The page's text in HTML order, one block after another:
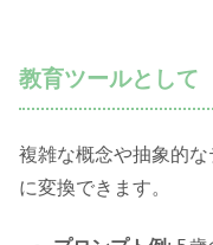
教育ツールとして
複雑な概念や抽象的
に変換できます。